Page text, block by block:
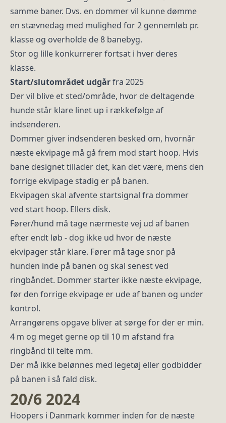
samme baner. Dvs. en dommer vil kunne dømme
en stævnedag med mulighed for 2 gennemløb pr.
klasse og overholde de 8 banebyg.
Stor og lille konkurrerer fortsat i hver deres
klasse.
Start/slutområdet udgårfra 2025
Der vil blive et sted/område, hvor de deltagende
hunde står klare linet up i rækkefølge af
indsenderen.
Dommer giver indsenderen besked om, hvornår
næste ekvipage må gå frem mod start hoop. Hvis
bane designet tillader det, kan det være, mens den
forrige ekvipage stadig er på banen.
Ekvipagen skal afvente startsignal fra dommer
ved start hoop. Ellers disk.
Fører/hund må tage nærmeste vej ud af banen
efter endt løb - dog ikke ud hvor de næste
ekvipager står klare. Fører må tage snor på
hunden inde på banen og skal senest ved
ringbåndet. Dommer starter ikke næste ekvipage,
før den forrige ekvipage er ude af banen og under
kontrol.
Arrangørens opgave bliver at sørge for der er min.
4 m og meget gerne op til 10 m afstand fra
ringbånd til telte mm.
Der må ikke belønnes med legetøj eller godbidder
på banen i så fald disk.
20/6 2024
Hoopers i Danmark kommer inden for de næste